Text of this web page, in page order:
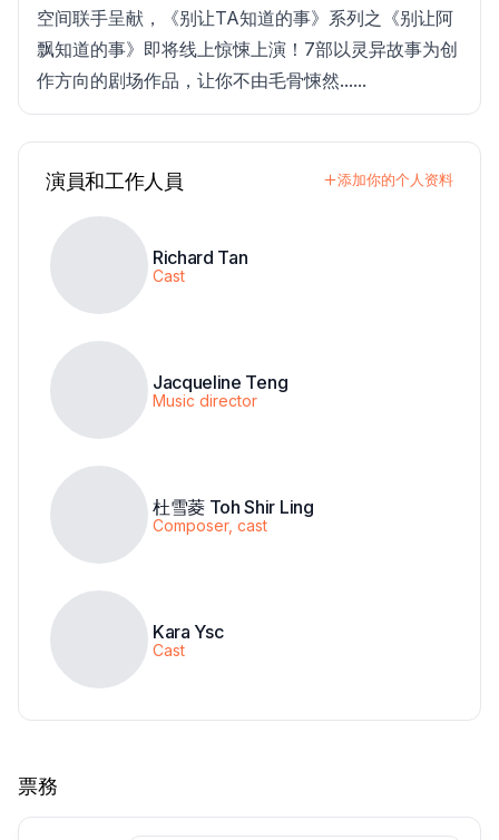
空间联手呈献，《别让TA知道的事》系列之《别让阿
飘知道的事》即将线上惊悚上演！7部以灵异故事为创
作方向的剧场作品，让你不由毛骨悚然......
演員和工作人員 添加你的个人资料
Richard Tan
Cast
Jacqueline Teng
Music director
杜雪菱 Toh Shir Ling
Composer, cast
Kara Ysc
Cast
票務